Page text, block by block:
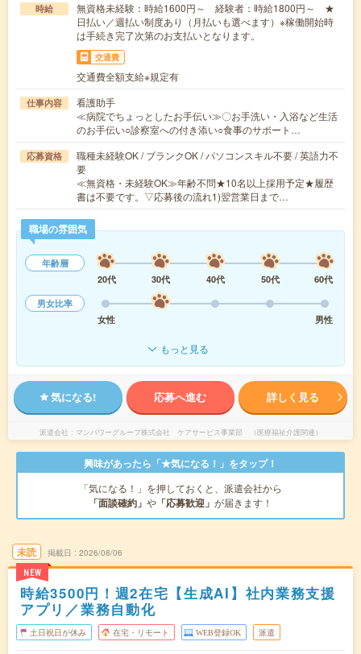
時給
無資格未経験：時給1600円～ 経験者：時給1800円～ ★
日払い／週払い制度あり（月払いも選べます）※稼働開始時
は手続き完了次第のお支払いとなります。
交通費
交通費全額支給※規定有
仕事内容
看護助手
≪病院でちょっとしたお手伝い≫〇お手洗い・入浴など生活
のお手伝い○診察室への付き添い○食事のサポート…
応募資格
職種未経験OK / ブランクOK / パソコンスキル不要 / 英語力不
要
≪無資格・未経験OK≫年齢不問★10名以上採用予定★履歴
書は不要です。▽応募後の流れ1)翌営業日まで…
職場の雰囲気
年齢層
20代
30代 40代 50代
60代
男女比率
女性
男性
もっと見る
気になる! 応募へ進む 詳しく見る
派遣会社 マンパワーグループ株式会社 ケアサービス事業部 （医療福祉介護関連）
興味があったら「★気になる！」をタップ！
「気になる！」を押しておくと、派遣会社から
「面談確約」 や 「応募歓迎」 が届きます！
未読
NEW
掲載日 2026/08/06
時給3500円！週2在宅【生成AI】社内業務支援
アプリ／業務自動化
土日祝日が休み 在宅・リモート WEB登録OK 派遣